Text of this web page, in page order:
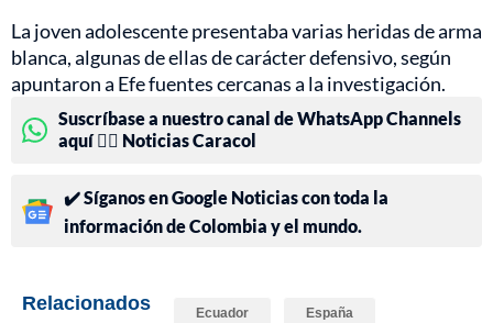
La joven adolescente presentaba varias heridas de arma
blanca, algunas de ellas de carácter defensivo, según
apuntaron a Efe fuentes cercanas a la investigación.
Suscríbase a nuestro canal de WhatsApp Channels
aquí 👉🏻 Noticias Caracol
✔️ Síganos en Google Noticias con toda la
información de Colombia y el mundo.
Relacionados Ecuador España